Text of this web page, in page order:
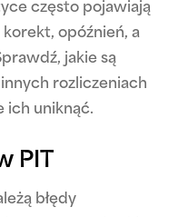
często pojawiają
opóźnień, a
jakie są
rozliczeniach
ich uniknąć.
PIT
błędy